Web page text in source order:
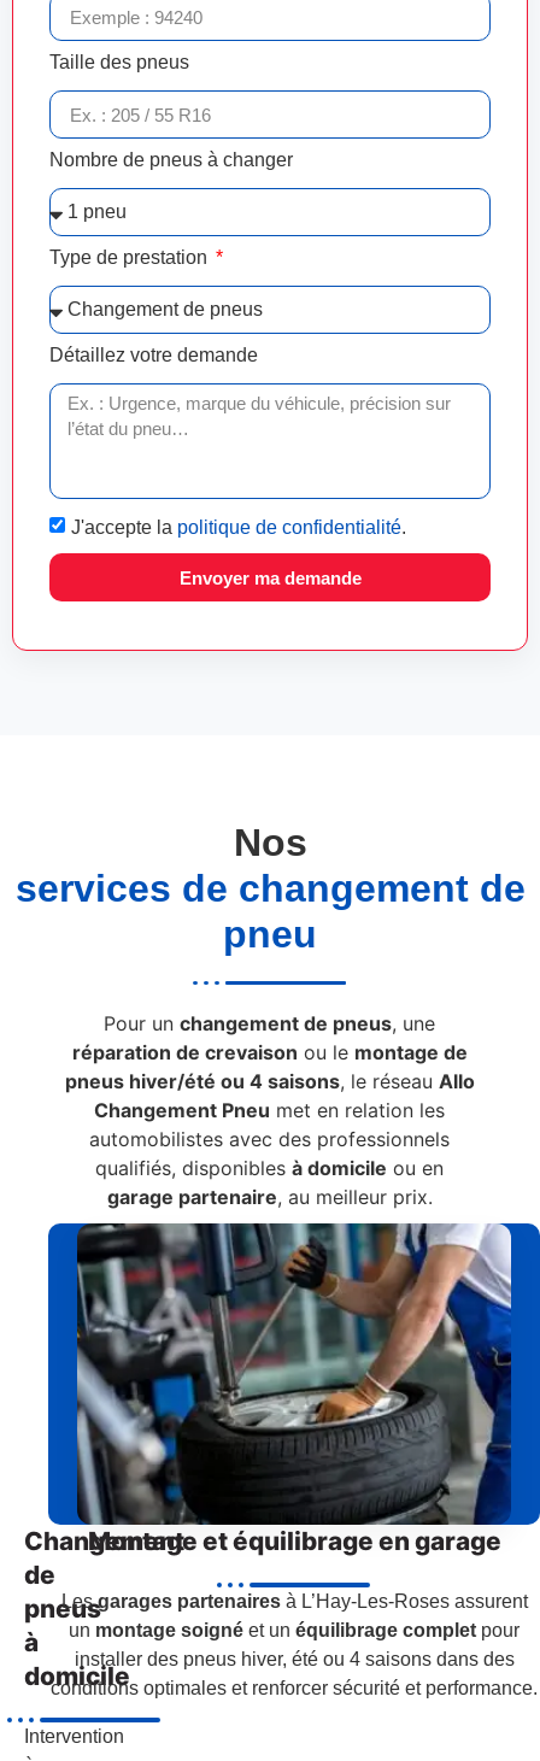
Taille des pneus
Nombre de pneus à changer
Type de prestation
Détaillez votre demande
J'accepte la politique de confidentialité.
Envoyer ma demande
Nos
services de changement de
pneu
Pour unchangement de pneus, une
réparation de crevaison ou le montage de
pneus hiver/été ou 4 saisons, le réseau Allo
Changement Pneu met en relation les
automobilistes avec des professionnels
qualifiés, disponiblesà domicile ou en
garage partenaire, au meilleur prix.
Changement
de
pneus
à
domicile
Intervention
Montage et équilibrage en garage
Lesgarages partenairesà L’Hay-Les-Roses assurent
un montage soigné et un équilibrage complet pour
installer des pneus hiver, été ou 4 saisons dans des
conditions optimales et renforcer sécurité et performance.